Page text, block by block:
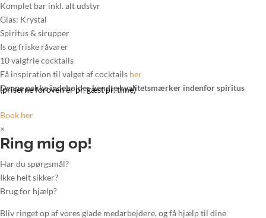
Komplet bar inkl. alt udstyr
Glas: Krystal
Spiritus & sirupper
Is og friske råvarer
10 valgfrie cocktails
Få inspiration til valget af cocktails her
Denne pakke indeholder kendte kvalitetsmærker indenfor spiritus
(priserne foroven er pr. gæst pr. time)
Book her
×
Ring mig op!
Har du spørgsmål?
Ikke helt sikker?
Brug for hjælp?
Bliv ringet op af vores glade medarbejdere, og få hjælp til dine